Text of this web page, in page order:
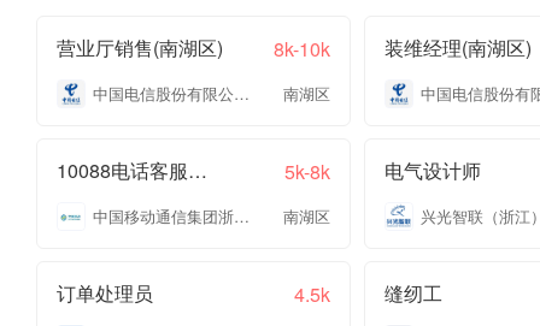
营业厅销售(南湖区) 8k-10k
中国电信股份有限公司嘉兴分公司 南湖区
装维经理(南湖区)
10088电话客服专员 5k-8k
中国移动通信集团浙江有限公司嘉兴分公司 南湖区
电气设计师
订单处理员 4.5k 缝纫工